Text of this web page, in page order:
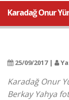
Karadağ Onur
25/09/2017 |
Karadağ Onur
Berkay Yahya